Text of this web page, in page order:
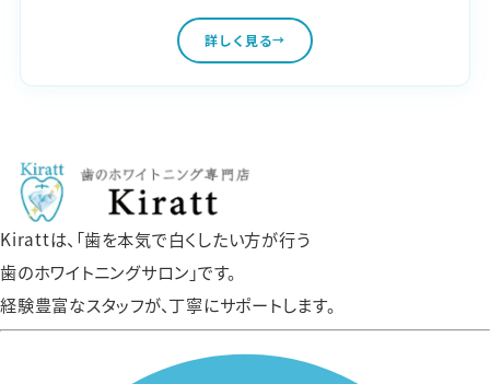
詳しく見る
Kirattは、「歯を本気で白くしたい方が行う
歯のホワイトニングサロン」です。
経験豊富なスタッフが、丁寧にサポートします。